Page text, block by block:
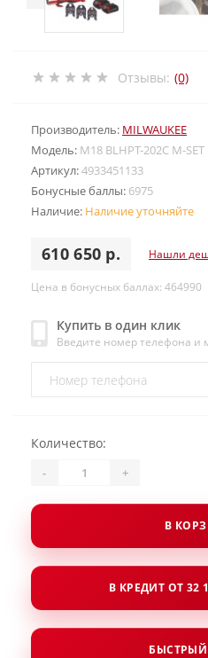
Отзывы: (0)
Производитель: MILWAUKEE
Модель: M18 BLHPT-202C M-SET
Артикул:4933451133
Бонусные баллы: 6975
Наличие: Наличие уточняйте
610 650 р. Нашли
Цена в бонусных баллах: 464990
Купить в один клик
Введите номер телефона и
Количество:
- +
В
В КРЕДИТ ОТ 32
БЫСТРЫЙ